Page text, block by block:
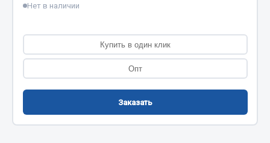
Соединительные элементы
Адаптеры и переходники
Трубки, муфты, гайки
Нет в наличии
Купить в один клик
Опт
Заказать